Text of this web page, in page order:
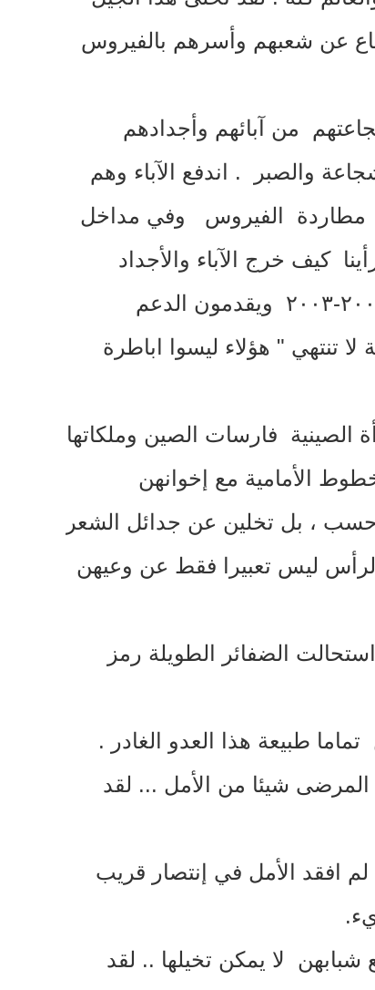
عن شعبهم وأسرهم بالفيروس
من آبائهم وأجدادهم
والصبر .
اندفع الآباء وهم
مطاردة الفيروس وفي مداخل
كيف خرج الآباء والأجداد
-
٢٠٠٣ ويقدمون الدعم
تنتهي " هؤلاء ليسوا اباطرة
فارسات الصين وملكاتها
الأمامية مع إخوانهن
، بل تخلين عن جدائل الشعر
ليس تعبيرا فقط عن وعيهن
الضفائر الطويلة رمز
طبيعة هذا العدو الغادر .
شيئا من الأمل ... لقد
افقد الأمل في إنتصار قريب
.
لا يمكن تخيلها .. لقد